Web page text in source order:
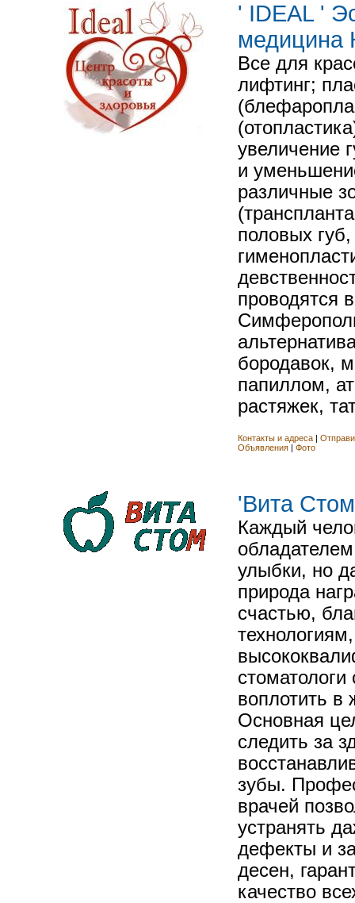
' IDEAL '
медицина
Все для
лифтинг;
увеличение
и
различные
половых
проводятся
бородавок,
папиллом,
растяжек,
Контакты и адреса
Объявления
Фото
'Вита
Каждый
улыбки, но
природа
счастью,
воплотить в
Основная
следить за
зубы.
врачей
устранять
дефекты и
десен,
качество